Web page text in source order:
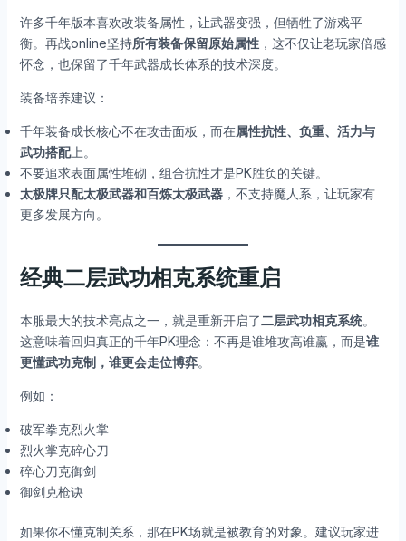
许多千年版本喜欢改装备属性，让武器变强，但牺牲了游戏平
衡。再战online坚持所有装备保留原始属性，这不仅让老玩家倍感
怀念，也保留了千年武器成长体系的技术深度。
装备培养建议：
千年装备成长核心不在攻击面板，而在属性抗性、负重、活力与
武功搭配上。
不要追求表面属性堆砌，组合抗性才是PK胜负的关键。
太极牌只配太极武器和百炼太极武器，不支持魔人系，让玩家有
更多发展方向。
经典二层武功相克系统重启
本服最大的技术亮点之一，就是重新开启了二层武功相克系统。
这意味着回归真正的千年PK理念：不再是谁堆攻高谁赢，而是谁
更懂武功克制，谁更会走位博弈。
例如：
破军拳克烈火掌
烈火掌克碎心刀
碎心刀克御剑
御剑克枪诀
如果你不懂克制关系，那在PK场就是被教育的对象。建议玩家进